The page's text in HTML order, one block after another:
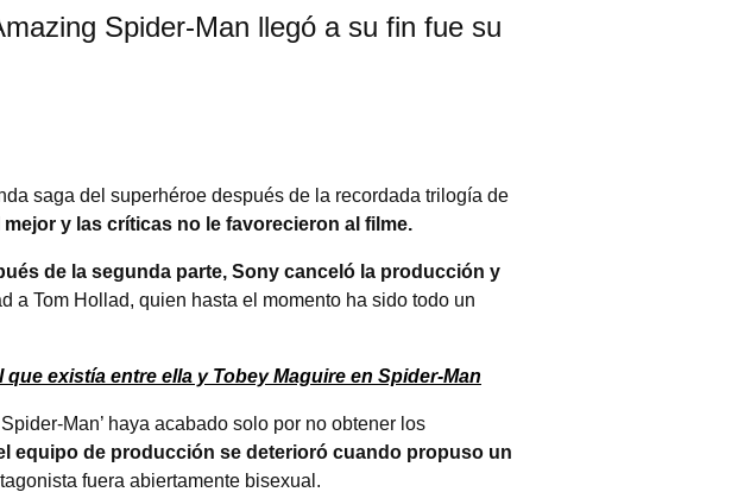
Spider-Man llegó a su fin fue su
saga del superhéroe después de la recordada trilogía de
y las críticas no le favorecieron al filme.
de la segunda parte, Sony canceló la producción y
a Tom Hollad, quien hasta el momento ha sido todo un
existía entre ella y Tobey Maguire en Spider-Man
Man’ haya acabado solo por no obtener los
equipo de producción se deterioró cuando propuso un
fuera abiertamente bisexual.